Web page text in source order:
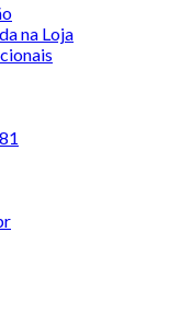
na Loja